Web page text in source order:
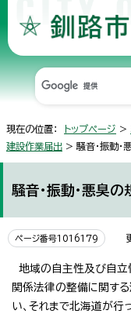
現在の位置： トップページ >
建設作業届出 > 騒音・振動・
騒音・振動・悪臭
ページ番号1016179 更
地域の自主性及び自立
関係法律の整備に関す
い、それまで北海道が行